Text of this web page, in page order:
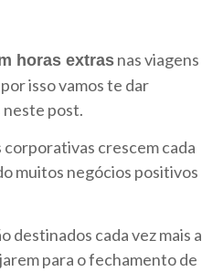
horas extras nas viagens
isso vamos te dar
neste post.
corporativas crescem cada
muitos negócios positivos
destinados cada vez mais a
para o fechamento de